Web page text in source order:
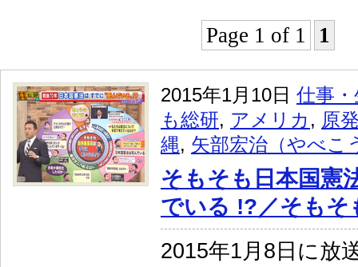
Page 1 of 1
1
2015年1月10日 仕事
も総研, アメリカ , 原
縄, 矢部宏治（やべこ
そもそも日本国憲
でいる !?／そもそ
2015年1月8日に放